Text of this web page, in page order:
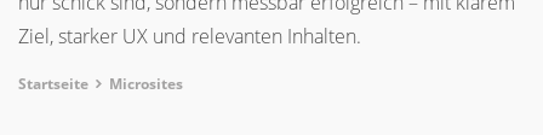
Ziel, starker UX und relevanten Inhalten.
Breadcrumb
Startseite Microsites